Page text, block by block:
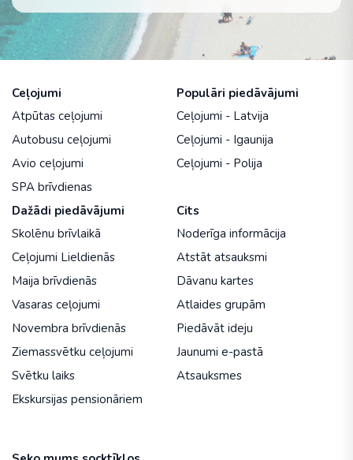
Ceļojumi
Atpūtas ceļojumi
Autobusu ceļojumi
Avio ceļojumi
SPA brīvdienas
Populāri piedāvājumi
Ceļojumi - Latvija
Ceļojumi - Igaunija
Ceļojumi - Polija
Dažādi piedāvājumi
Skolēnu brīvlaikā
Ceļojumi Lieldienās
Maija brīvdienās
Vasaras ceļojumi
Novembra brīvdienās
Ziemassvētku ceļojumi
Svētku laiks
Ekskursijas pensionāriem
Cits
Noderīga informācija
Atstāt atsauksmi
Dāvanu kartes
Atlaides grupām
Piedāvāt ideju
Jaunumi e-pastā
Atsauksmes